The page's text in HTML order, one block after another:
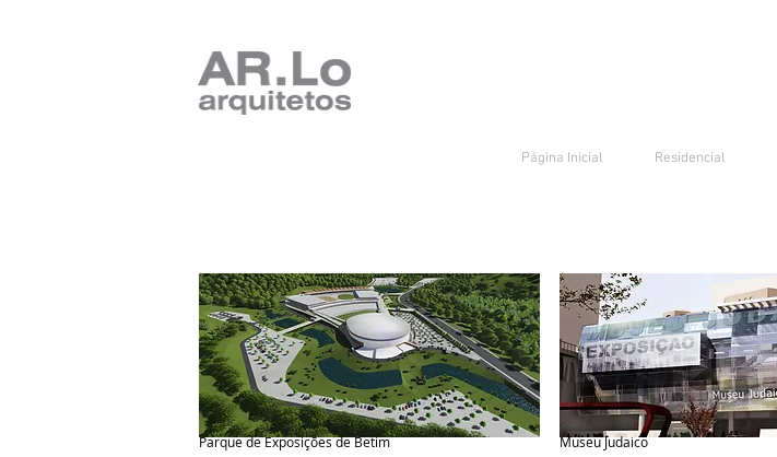
Página Inicial Residencial
Gallery
Parque de Exposições de Betim Museu Judaico